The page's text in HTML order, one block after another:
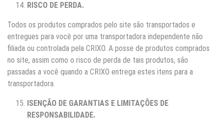
RISCO DE PERDA.
Todos os produtos comprados pelo site são transportados e
entregues para você por uma transportadora independente não
filiada ou controlada pela CRIXO. A posse de produtos comprados
no site, assim como o risco de perda de tais produtos, são
passadas a você quando a CRIXO entrega estes itens para a
transportadora.
ISENÇÃO DE GARANTIAS E LIMITAÇÕES DE
RESPONSABILIDADE.